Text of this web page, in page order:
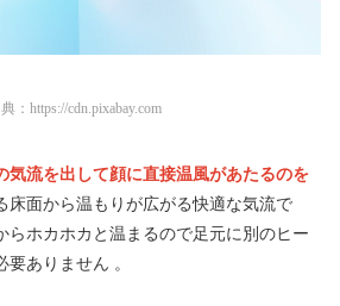
： https://cdn.pixabay.com
気流を出して顔に直接温風があたるのを
床面から温もりが広がる快適な気流で
らホカホカと温まるので足元に別のヒー
ありません 。